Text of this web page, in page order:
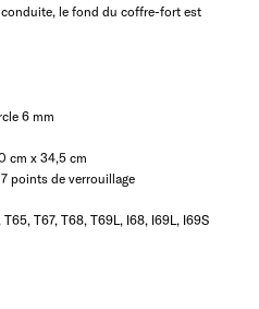
le fond du coffre-fort est
6 mm
cm x 34,5 cm
points de verrouillage
T67, T68, T69L, I68, I69L, I69S